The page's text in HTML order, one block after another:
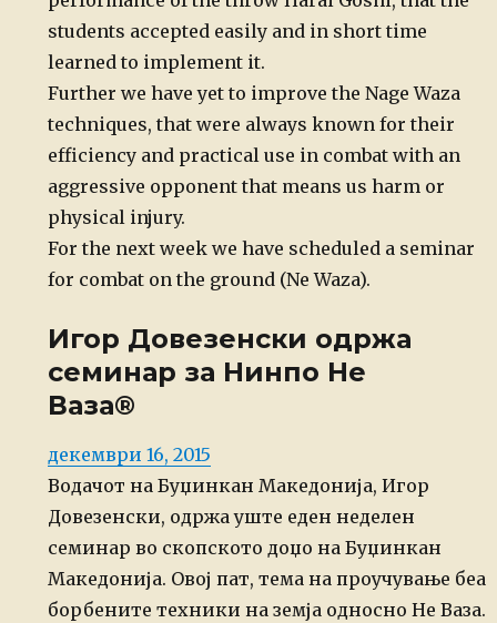
students accepted easily and in short time
learned to implement it.
Further we have yet to improve the Nage Waza
techniques, that were always known for their
efficiency and practical use in combat with an
aggressive opponent that means us harm or
physical injury.
For the next week we have scheduled a seminar
for combat on the ground (Ne Waza).
Игор Довезенски одржа
семинар за Нинпо Не
Ваза®
Posted
on
декември 16, 2015
Водачот на Буџинкан Македонија, Игор
Довезенски, одржа уште еден неделен
семинар во скопското доџо на Буџинкан
Македонија. Овој пат, тема на проучување беа
борбените техники на земја односно Не Ваза.